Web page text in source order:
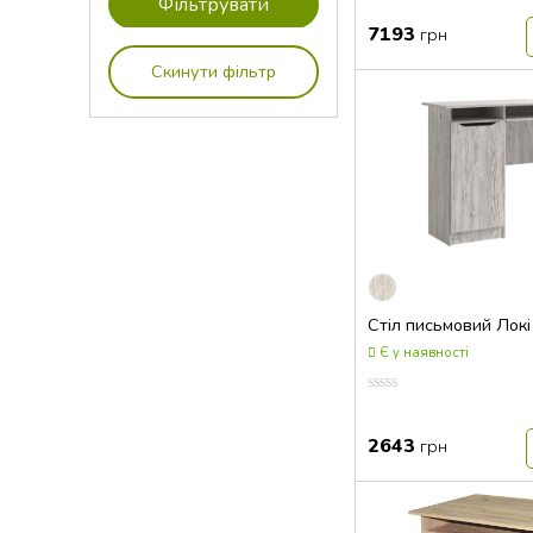
Скинути фільтр
0.00
з
7193 грн
Стіл письмовий Локі
Є у наявності
з
5
2643 грн